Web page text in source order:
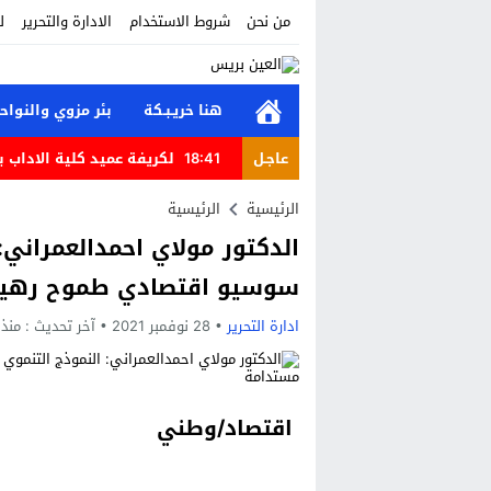
من نحن شروط الاستخدام الادارة والتحرير
هنا خريـبـكة بئر مزوي
عاجـل
18:41 لكريفة عميد كلية
21:34 الفقيه بن صالح ـ أولاد
20:57 شباب وادي زم.. مبادرة
10:47 رواية “الحفرة” للمخرج
22:01 الأحداث التي شهدتها
13:41 كرنفال تطوان في أمسية
23:21
الرئيسية الرئيسية
الدكتور مولاي
سوسيو اقتصادي طموح
ادارة التحرير 28 نوفمبر 2021 آخر تحديث : منذ 5 سنوات
اقتصاد/وطني